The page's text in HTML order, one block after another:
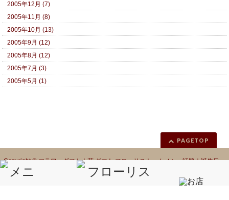
2005年12月 (7)
2005年11月 (8)
2005年10月 (13)
2005年9月 (12)
2005年8月 (12)
2005年7月 (3)
2005年5月 (1)
PAGETOP
Copyright ©フラワーギフト｜花 ギフト フローリスト カノシェ話題｜誕生日
花｜胡蝶蘭｜プリザーブドフラワー All Rights Reserved.